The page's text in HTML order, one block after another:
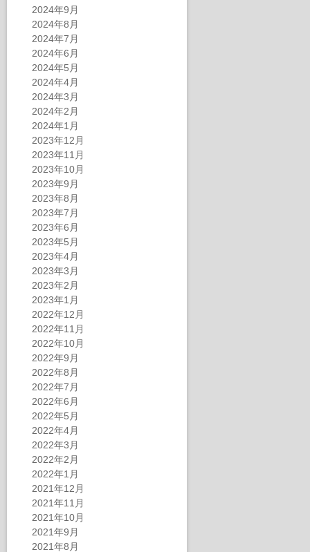
2024年9月
2024年8月
2024年7月
2024年6月
2024年5月
2024年4月
2024年3月
2024年2月
2024年1月
2023年12月
2023年11月
2023年10月
2023年9月
2023年8月
2023年7月
2023年6月
2023年5月
2023年4月
2023年3月
2023年2月
2023年1月
2022年12月
2022年11月
2022年10月
2022年9月
2022年8月
2022年7月
2022年6月
2022年5月
2022年4月
2022年3月
2022年2月
2022年1月
2021年12月
2021年11月
2021年10月
2021年9月
2021年8月